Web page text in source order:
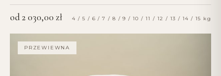
od 2 030,00 zł 4 / 5 / 6 / 7 / 8 / 9 / 10 / 11 / 12 / 13 / 14 / 15 kg
PRZEWIEWNA